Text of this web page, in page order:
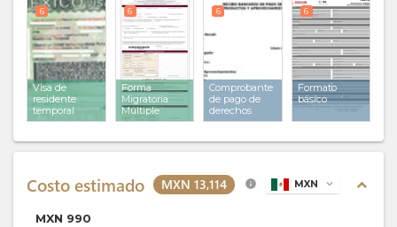
muebles o
activos fijos
Visa de
residente
temporal
6
Forma
Migratoria
Múltiple
6
Comprobante
de pago de
derechos
6
Formato
básico
6
Costo estimado MXN 13,114 expand_less
info MXN expand_more
MXN 990